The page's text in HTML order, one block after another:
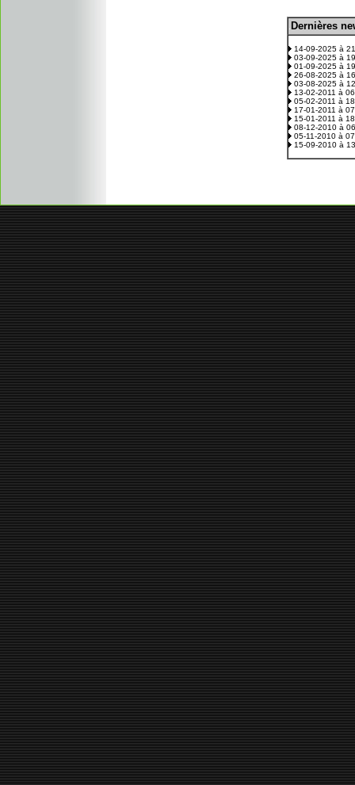
Dernières
14-09-2025 à
03-09-2025 à
01-09-2025 à
26-08-2025 à
03-08-2025 à
13-02-2011 à
05-02-2011 à
17-01-2011 à
15-01-2011 à
08-12-2010 à
05-11-2010 à
15-09-2010 à